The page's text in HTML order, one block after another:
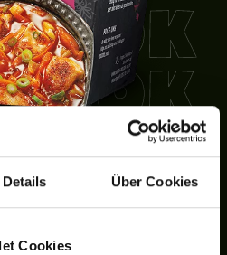
Details Über Cookies
Cookies